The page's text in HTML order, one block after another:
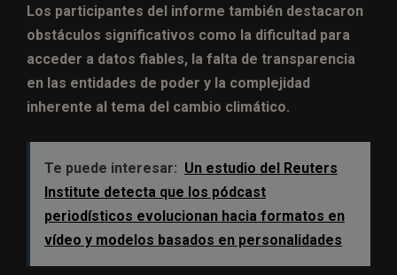
Los participantes del informe también destacaron
obstáculos significativos como la dificultad para
acceder a datos fiables, la falta de transparencia
en las entidades de poder y la complejidad
inherente al tema del cambio climático.
Te puede interesar: Un estudio del Reuters
Institute detecta que los pódcast
periodísticos evolucionan hacia formatos en
vídeo y modelos basados en personalidades